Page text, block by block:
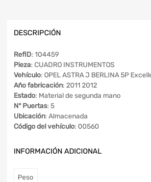
DESCRIPCIÓN
RefID: 104459
Pieza: CUADRO INSTRUMENTOS
Vehículo: OPEL ASTRA J BERLINA 5P
Año fabricación: 2011 2012
Estado: Material de segunda mano
Nº Puertas: 5
Ubicación: Almacenada
Código del vehículo: 00560
INFORMACIÓN ADICIONAL
Peso